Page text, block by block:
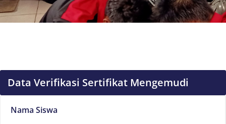
Data Verifikasi Sertifikat Mengemudi
Nama Siswa